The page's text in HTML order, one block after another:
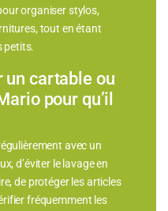
organiser stylos,
tout en étant
petits.
un cartable ou
pour qu’il
avec un
d’éviter le lavage en
de protéger les articles
fréquemment les